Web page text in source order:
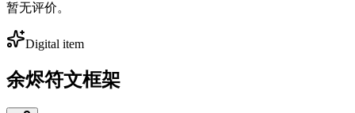
暂无评价。
Digital item
余烬符文框架